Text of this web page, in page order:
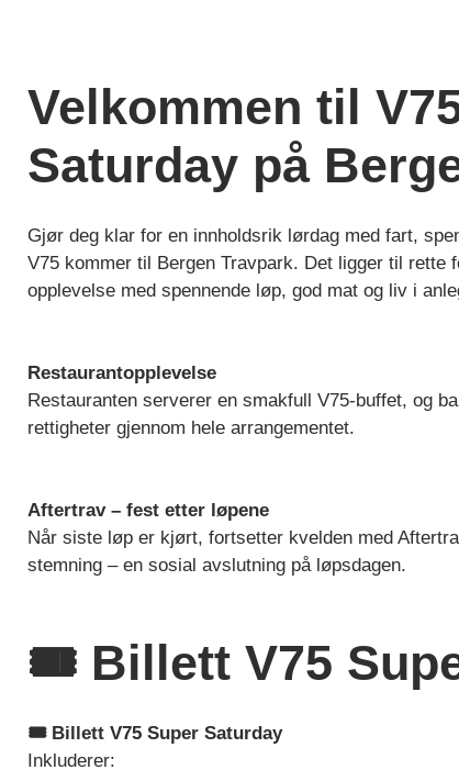
Velkommen til
Saturday på
Gjør deg klar for en innholdsrik lørdag med fart,
V75 kommer til Bergen Travpark. Det ligger til rette
opplevelse med spennende løp, god mat og liv i
Restaurantopplevelse
Restauranten serverer en smakfull V75-buffet, og
rettigheter gjennom hele arrangementet.
Aftertrav – fest etter løpene
Når siste løp er kjørt, fortsetter kvelden med
stemning – en sosial avslutning på løpsdagen.
🎟️ Billett V75
🎟️ Billett V75 Super Saturday
Inkluderer: